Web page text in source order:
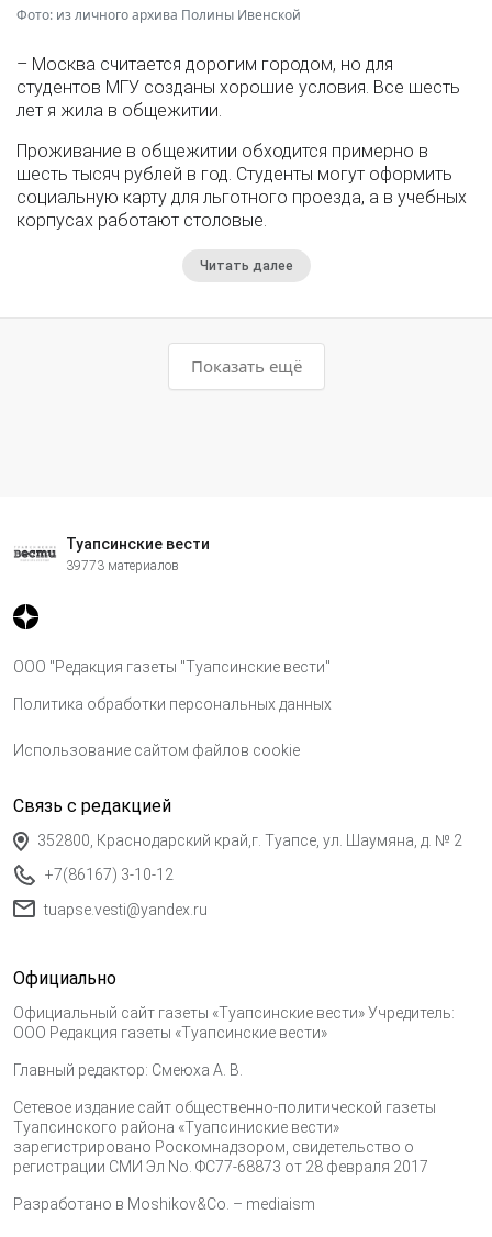
Фото: из личного архива Полины Ивенской
– Москва считается дорогим городом, но для
студентов МГУ созданы хорошие условия. Все шесть
лет я жила в общежитии.
Проживание в общежитии обходится примерно в
шесть тысяч рублей в год. Студенты могут оформить
социальную карту для льготного проезда, а в учебных
корпусах работают столовые.
Читать далее
Показать ещё
Туапсинские вести
39773 материалов
ООО "Редакция газеты "Туапсинские вести"
Политика обработки персональных данных
Использование сайтом файлов cookie
Связь с редакцией
352800, Краснодарский край,г. Туапсе, ул. Шаумяна, д. № 2
+7(86167) 3-10-12
tuapse.vesti@yandex.ru
Официально
Официальный сайт газеты «Туапсинские вести» Учредитель:
ООО Редакция газеты «Туапсинские вести»
Главный редактор: Смеюха А. В.
Сетевое издание сайт общественно-политической газеты
Туапсинского района «Туапсиниские вести»
зарегистрировано Роскомнадзором, свидетельство о
регистрации СМИ Эл No. ФС77-68873 от 28 февраля 2017
Разработано в Moshikov&Co. – mediaism